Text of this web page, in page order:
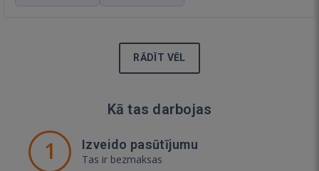
RĀDĪT VĒL
Kā tas darbojas
1 Izveido pasūtījumu
Tas ir bezmaksas